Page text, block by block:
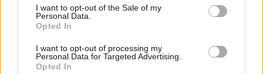
consent section.
I want to opt-out of the Sale of my
Personal Data.
Opted In
I want to opt-out of processing my
Personal Data for Targeted Advertising.
Opted In